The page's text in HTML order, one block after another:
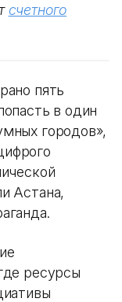
счетного
пять
в один
городов»,
Астана,
ресурсы